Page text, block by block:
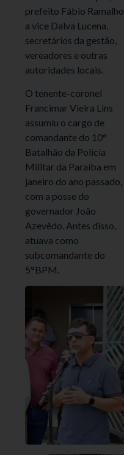
prefeito Fábio Ramalho,
a vice Dalva Lucena,
secretários da gestão,
vereadores e outras
autoridades locais.
O tenente-coronel
Francimar Vieira Lins
assumiu o cargo de
comandante do 10°
Batalhão da Polícia
Militar da Paraíba em
janeiro do ano passado,
com a posse do
governador João
Azevêdo. Antes disso,
atuava como
subcomandante do
5°BPM.